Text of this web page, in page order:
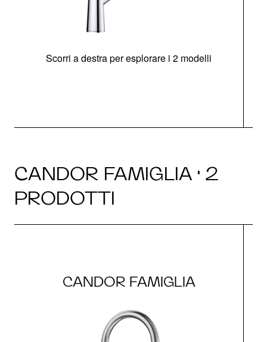
Scorri a destra per esplorare i 2 modelli
CANDOR FAMIGLIA · 2
PRODOTTI
CANDOR FAMIGLIA